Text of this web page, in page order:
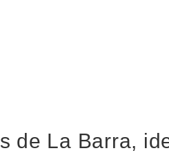
de La Barra,